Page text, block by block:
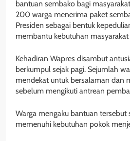
bantuan sembako bagi
200 warga menerima paket
Presiden sebagai bentuk
membantu kebutuhan
Kehadiran Wapres disambut
berkumpul sejak pagi. Sejumlah
mendekat untuk bersalaman dan
sebelum mengikuti antrean
Warga mengaku bantuan
memenuhi kebutuhan pokok